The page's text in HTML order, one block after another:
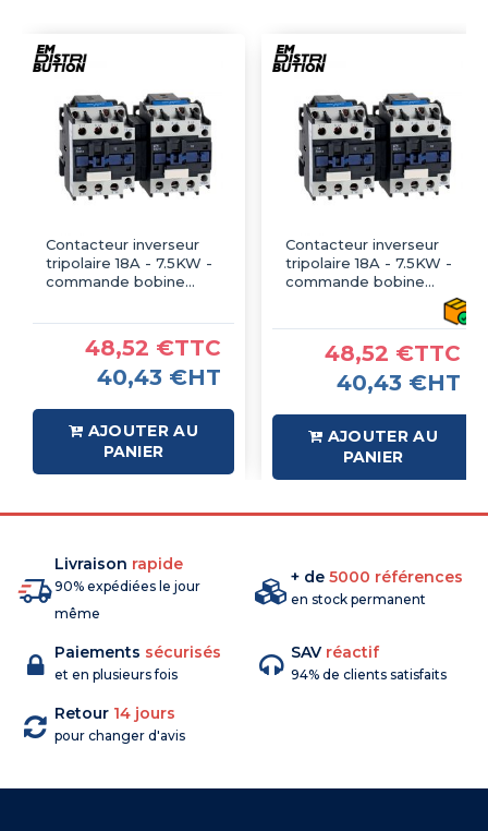
Contacteur inverseur
tripolaire 18A - 7.5KW -
commande bobine
48,52 €TTC
40,43 €HT
AJOUTER AU
PANIER
Contacteur inverseur
tripolaire 18A - 7.5KW -
commande bobine
48,52 €TTC
40,43 €HT
AJOUTER AU
PANIER
Livraison rapide
90% expédiées le jour
même
+ de 5000 références
en stock permanent
Paiements sécurisés
et en plusieurs fois
SAV réactif
94% de clients satisfaits
Retour 14 jours
pour changer d'avis